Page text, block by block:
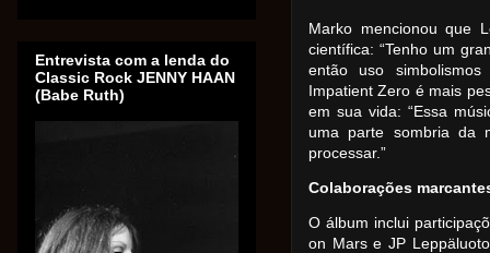
Marko mencionou que
científica: “Tenho um
então uso
Impatient Zero é mais
em sua vida: “Essa
uma parte sombria da
processar.”
Colaborações
O álbum inclui
on Mars e JP
Entrevista com a lenda do
Classic Rock JENNY HAAN
(Babe Ruth)